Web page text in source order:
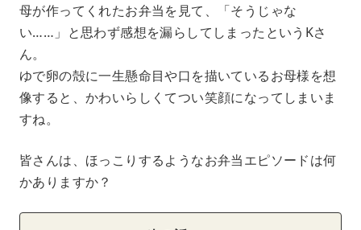
母が作ってくれたお弁当を見て、「そうじゃな
い……」と思わず感想を漏らしてしまったというKさ
ん。
ゆで卵の殻に一生懸命目や口を描いているお母様を想
像すると、かわいらしくてつい笑顔になってしまいま
すね。
皆さんは、ほっこりするようなお弁当エピソードは何
かありますか？